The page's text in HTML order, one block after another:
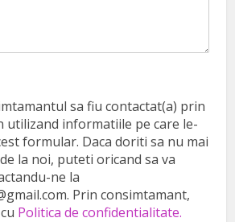
sa fiu contactat(a) prin
utilizand informatiile pe care le-
formular. Daca doriti sa nu mai
la noi, puteti oricand sa va
ne la
Prin consimtamant,
Politica de confidentialitate.